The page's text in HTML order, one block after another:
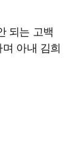
되는 고백
아내 김희